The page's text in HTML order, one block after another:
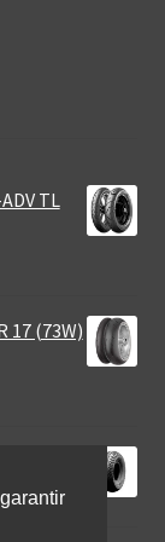
TL
17 (73W)